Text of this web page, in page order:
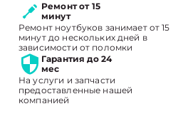
Ремонт от 15
минут
Ремонт ноутбуков занимает от 15
минут до нескольких дней в
зависимости от поломки
Гарантия до 24
мес
На услуги и запчасти
предоставленные нашей
компанией